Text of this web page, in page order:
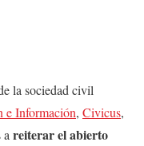
la sociedad civil
e Información, Civicus,
reiterar el abierto